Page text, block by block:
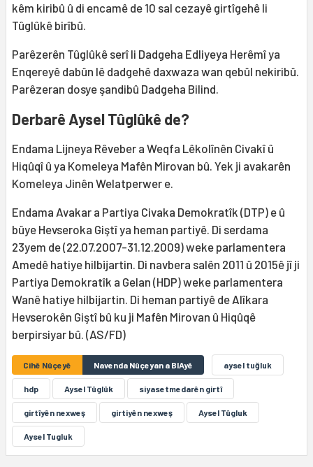
kêm kiribû û di encamê de 10 sal cezayê girtîgehê li
Tûglûkê birîbû.
Parêzerên Tûglûkê serî li Dadgeha Edliyeya Herêmî ya
Enqereyê dabûn lê dadgehê daxwaza wan qebûl nekiribû.
Parêzeran dosye şandibû Dadgeha Bilind.
Derbarê Aysel Tûglûkê de?
Endama Lijneya Rêveber a Weqfa Lêkolînên Civakî û
Hiqûqî û ya Komeleya Mafên Mirovan bû. Yek ji avakarên
Komeleya Jinên Welatperwer e.
Endama Avakar a Partiya Civaka Demokratîk (DTP) e û
bûye Hevseroka Giştî ya heman partiyê. Di serdama
23yem de (22.07.2007-31.12.2009) weke parlamentera
Amedê hatiye hilbijartin. Di navbera salên 2011 û 2015ê jî ji
Partiya Demokratîk a Gelan (HDP) weke parlamentera
Wanê hatiye hilbijartin. Di heman partiyê de Alîkara
Hevserokên Giştî bû ku ji Mafên Mirovan û Hiqûqê
berpirsiyar bû. (AS/FD)
Cihê Nûçeyê Navenda Nûçeyan a BIAyê aysel tuğluk
hdp Aysel Tûglûk siyasetmedarên girtî
girtîyên nexweş girtiyên nexweş Aysel Tûgluk
Aysel Tugluk